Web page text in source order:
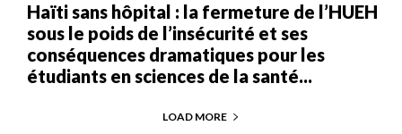
Haïti sans hôpital : la fermeture de l’HUEH
sous le poids de l’insécurité et ses
conséquences dramatiques pour les
étudiants en sciences de la santé...
LOAD MORE